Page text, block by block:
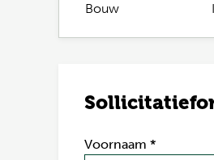
Bouw
Voornaam *